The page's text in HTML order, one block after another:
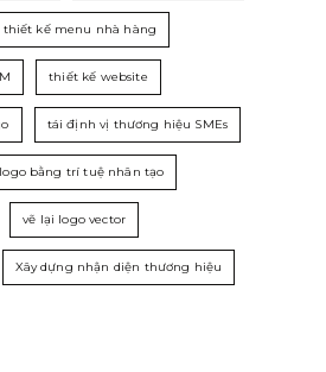
thiết kế menu nhà hàng
thiết kế website
tái định vị thương hiệu SMEs
logo bằng trí tuệ nhân tạo
vẽ lại logo vector
Xây dựng nhận diện thương hiệu